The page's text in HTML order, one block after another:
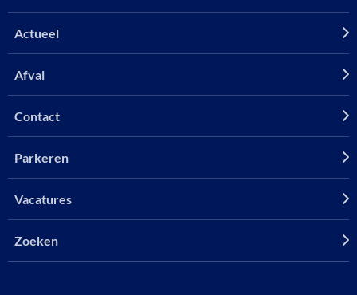
Actueel
Afval
Contact
Parkeren
Vacatures
Zoeken